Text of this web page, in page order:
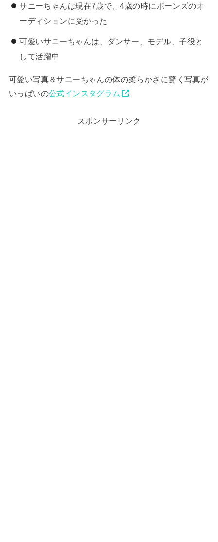
サニーちゃんは現在7歳で、4歳の時にボーンズのオ
ーディションに受かった
可愛いサニーちゃんは、ダンサー、モデル、子役と
して活躍中
可愛い写真＆サニーちゃんの体の柔らかさに驚く写真が
いっぱいの公式インスタグラム
スポンサーリンク